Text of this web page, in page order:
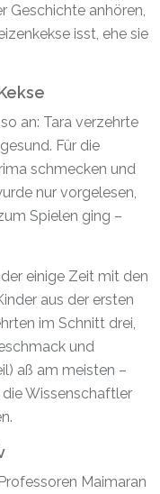
Geschichte anhören,
isst, ehe sie
an: Tara verzehrte
Für die
schmecken und
nur vorgelesen,
Spielen ging –
einige Zeit mit den
aus der ersten
im Schnitt drei,
und
aß am meisten –
Wissenschaftler
Maimaran